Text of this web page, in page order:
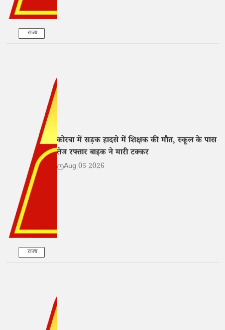
राज्य
राज्य
कोरबा में सड़क हादसे में शिक्षक की मौत, स्कूल के पास
तेज रफ्तार बाइक ने मारी टक्कर
Aug 05 2026